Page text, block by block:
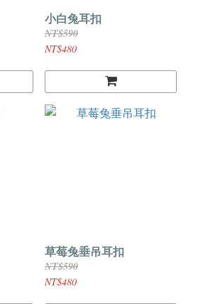
小白兔耳扣
NT$590
NT$480
草莓兔垂吊耳扣
NT$590
NT$480